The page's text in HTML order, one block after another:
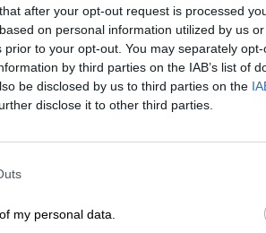
after your opt-out request is processed
on personal information utilized by us
to your opt-out. You may separately
by third parties on the IAB’s list of
be disclosed by us to third parties on the
disclose it to other third parties.
my personal data.
ΛΑΡΙΣΑΣ / ΜΠΡΟΣΤΑ ΣΤΟ
ΑΙΘΡΙΟ
ΑΠΟ ΤΑ ΓΡΑΦΕΙΑ ΤΟΥ